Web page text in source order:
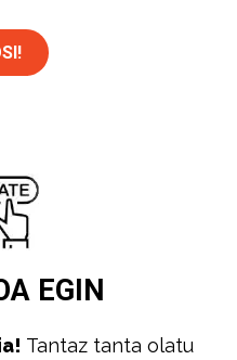
EGIN
Tantaz tanta olatu